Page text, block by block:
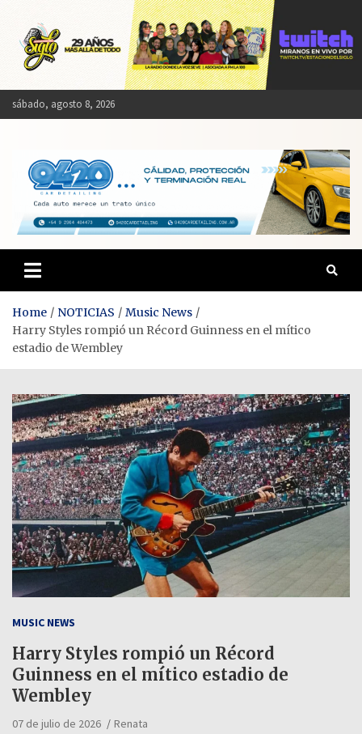
content
sábado, agosto 8, 2026
Home NOTICIAS
Music News
Harry Styles rompió un Récord Guinness en el mítico
estadio de Wembley
MUSIC NEWS
Harry Styles rompió un Récord
Guinness en el mítico estadio de
Wembley
07 de julio de 2026 Renata